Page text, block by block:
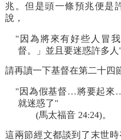
兆。但是頭一條預兆便是
說，
"因為將來有好些人冒
督。」並且要迷惑許多人
請再讀一下基督在第二十四
"因為假基督…將要起來
就迷惑了"
(馬太福音 24:24)。
這兩節經文都談到了末世